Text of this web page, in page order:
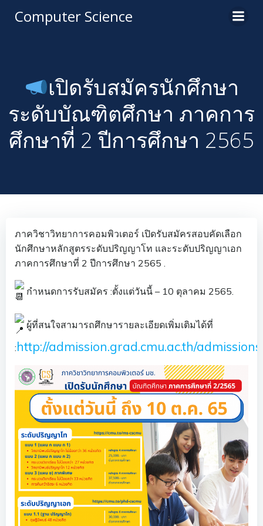
Computer Science
เปิดรับสมัครนักศึกษา
ระดับบัณฑิตศึกษา ภาคการ
ศึกษาที่ 2 ปีการศึกษา 2565
ภาควิชาวิทยาการคอมพิวเตอร์ เปิดรับสมัครสอบคัดเลือก
นักศึกษาหลักสูตรระดับปริญญาโท และระดับปริญญาเอก
ภาคการศึกษาที่ 2 ปีการศึกษา 2565 .
กำหนดการรับสมัคร :ตั้งแต่วันนี้ – 10 ตุลาคม 2565.
ผู้ที่สนใจสามารถศึกษารายละเอียดเพิ่มเติมได้ที่
:http://admission.grad.cmu.ac.th/